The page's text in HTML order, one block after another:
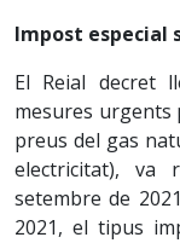
Impost especial
El Reial decret
mesures urgents
preus del gas
electricitat), va
setembre de
2021, el tipus